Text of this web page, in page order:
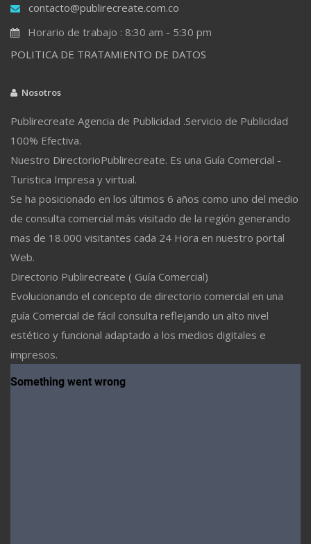
contacto@publirecreate.com.co
Horario de trabajo : 8:30 am - 5:30 pm
POLITICA DE TRATAMIENTO DE DATOS
Nosotros
Publirecreate Agencia de Publicidad .Servicio de Publicidad
100% Efectiva.
Nuestro DirectorioPublirecreate. Es una Guía Comercial -
Turistica Impresa y virtual.
Se ha posicionado en los últimos 6 años como uno del medio
de consulta comercial más visitado de la región generando
mas de 18.000 visitantes cada 24 Hora en nuestro portal
Web.
Directorio Publirecreate ( Guía Comercial)
Evolucionando el concepto de directorio comercial en una
guía Comercial de fácil consulta reflejando un alto nivel
estético y funcional adaptado a los medios digitales e
impresos.